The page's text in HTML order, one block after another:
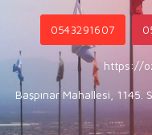
0543291607
https://
Başpınar Mahallesi,